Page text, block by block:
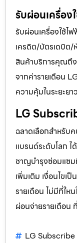
รับผ่อนเครื่อง
รับผ่อนเครื่องใช้ไ
เครดิต/บัตรเดบิต
สินค้าบริการคุณถึง
จากค่ารายเดือน
ความคุ้มในระยะยาว
LG
ฉลาดเลือกสำหรับ
แบรนด์ระดับโลก ไ
ชาญบำรุงซ่อมแซม
เพิ่มเติม เงื่อนไขเ
รายเดือน ไม่มีที่ให
ผ่อนจ่ายรายเดือน
LG